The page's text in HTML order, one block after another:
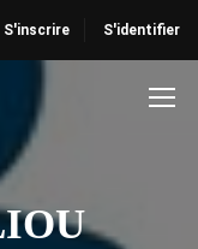
S'inscrire S'identifier